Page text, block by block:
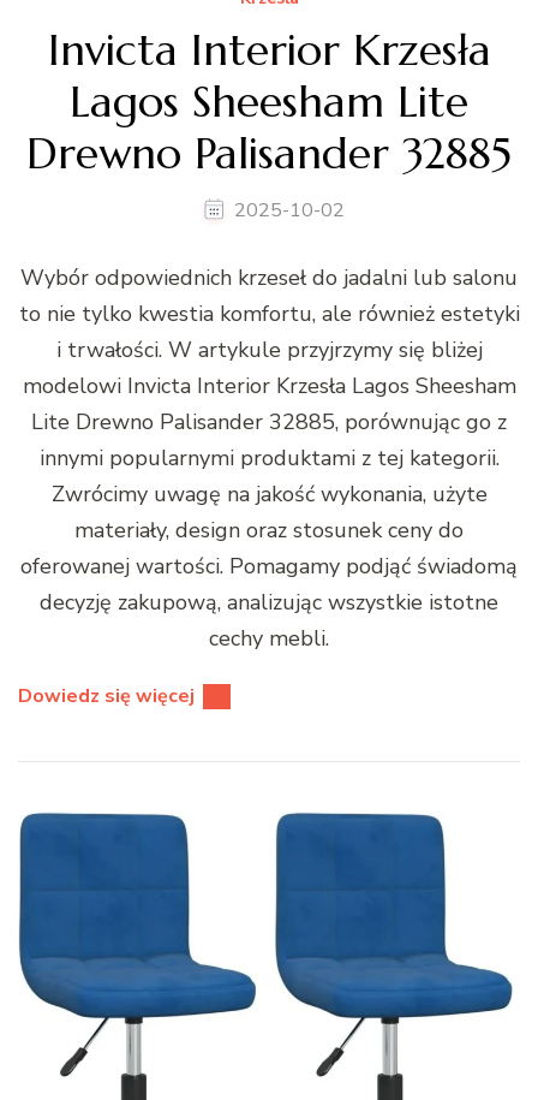
Invicta Interior Krzesła
Lagos Sheesham Lite
Drewno Palisander 32885
2025-10-02
Wybór odpowiednich krzeseł do jadalni lub salonu
to nie tylko kwestia komfortu, ale również estetyki
i trwałości. W artykule przyjrzymy się bliżej
modelowi Invicta Interior Krzesła Lagos Sheesham
Lite Drewno Palisander 32885, porównując go z
innymi popularnymi produktami z tej kategorii.
Zwrócimy uwagę na jakość wykonania, użyte
materiały, design oraz stosunek ceny do
oferowanej wartości. Pomagamy podjąć świadomą
decyzję zakupową, analizując wszystkie istotne
cechy mebli.
Dowiedz się więcej